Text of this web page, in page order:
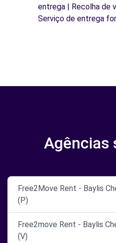
entrega | Recolha de
Serviço de entrega
Agências
Free2Move Rent - Baylis
(P)
Free2move Rent - Baylis
(V)